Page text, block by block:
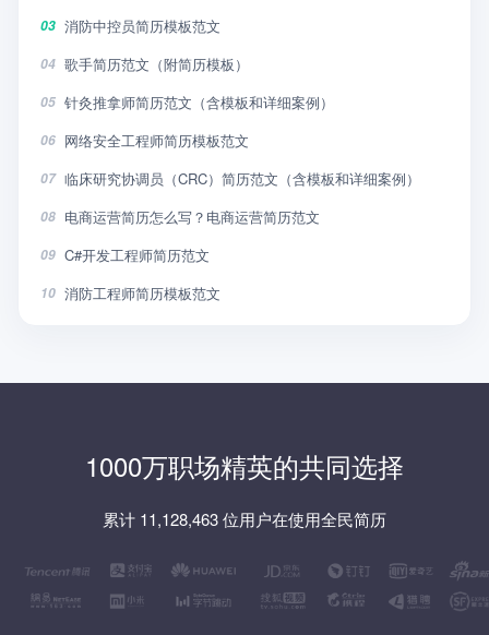
03 消防中控员简历模板范文
04 歌手简历范文（附简历模板）
05 针灸推拿师简历范文（含模板和详细案例）
06 网络安全工程师简历模板范文
07 临床研究协调员（CRC）简历范文（含模板和详细案例）
08 电商运营简历怎么写？电商运营简历范文
09 C#开发工程师简历范文
10 消防工程师简历模板范文
1000万职场精英的共同选择
累计 11,128,463 位用户在使用全民简历